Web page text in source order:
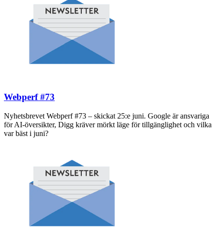
Webperf #73
Nyhetsbrevet Webperf #73 – skickat 25:e juni. Google är ansvariga
för AI-översikter, Digg kräver mörkt läge för tillgänglighet och vilka
var bäst i juni?